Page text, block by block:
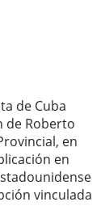
de Cuba
de Roberto
en
en
vinculada